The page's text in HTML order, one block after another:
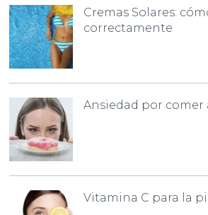
Cremas Solares:
correctamente
Ansiedad por comer
Vitamina C para la